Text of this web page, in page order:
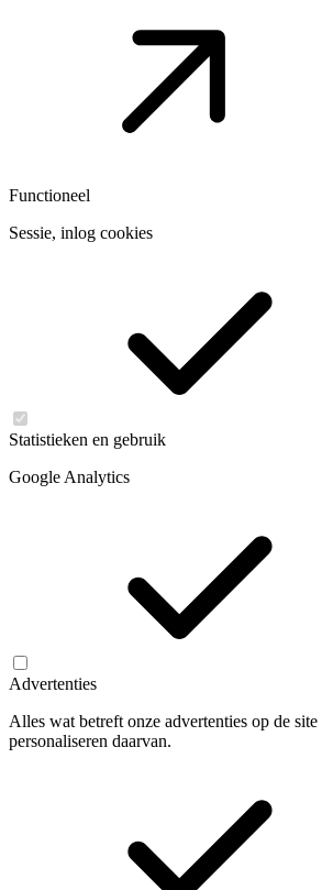
Functioneel
Sessie, inlog cookies
Statistieken en gebruik
Google Analytics
Advertenties
Alles wat betreft onze advertenties op de
personaliseren daarvan.